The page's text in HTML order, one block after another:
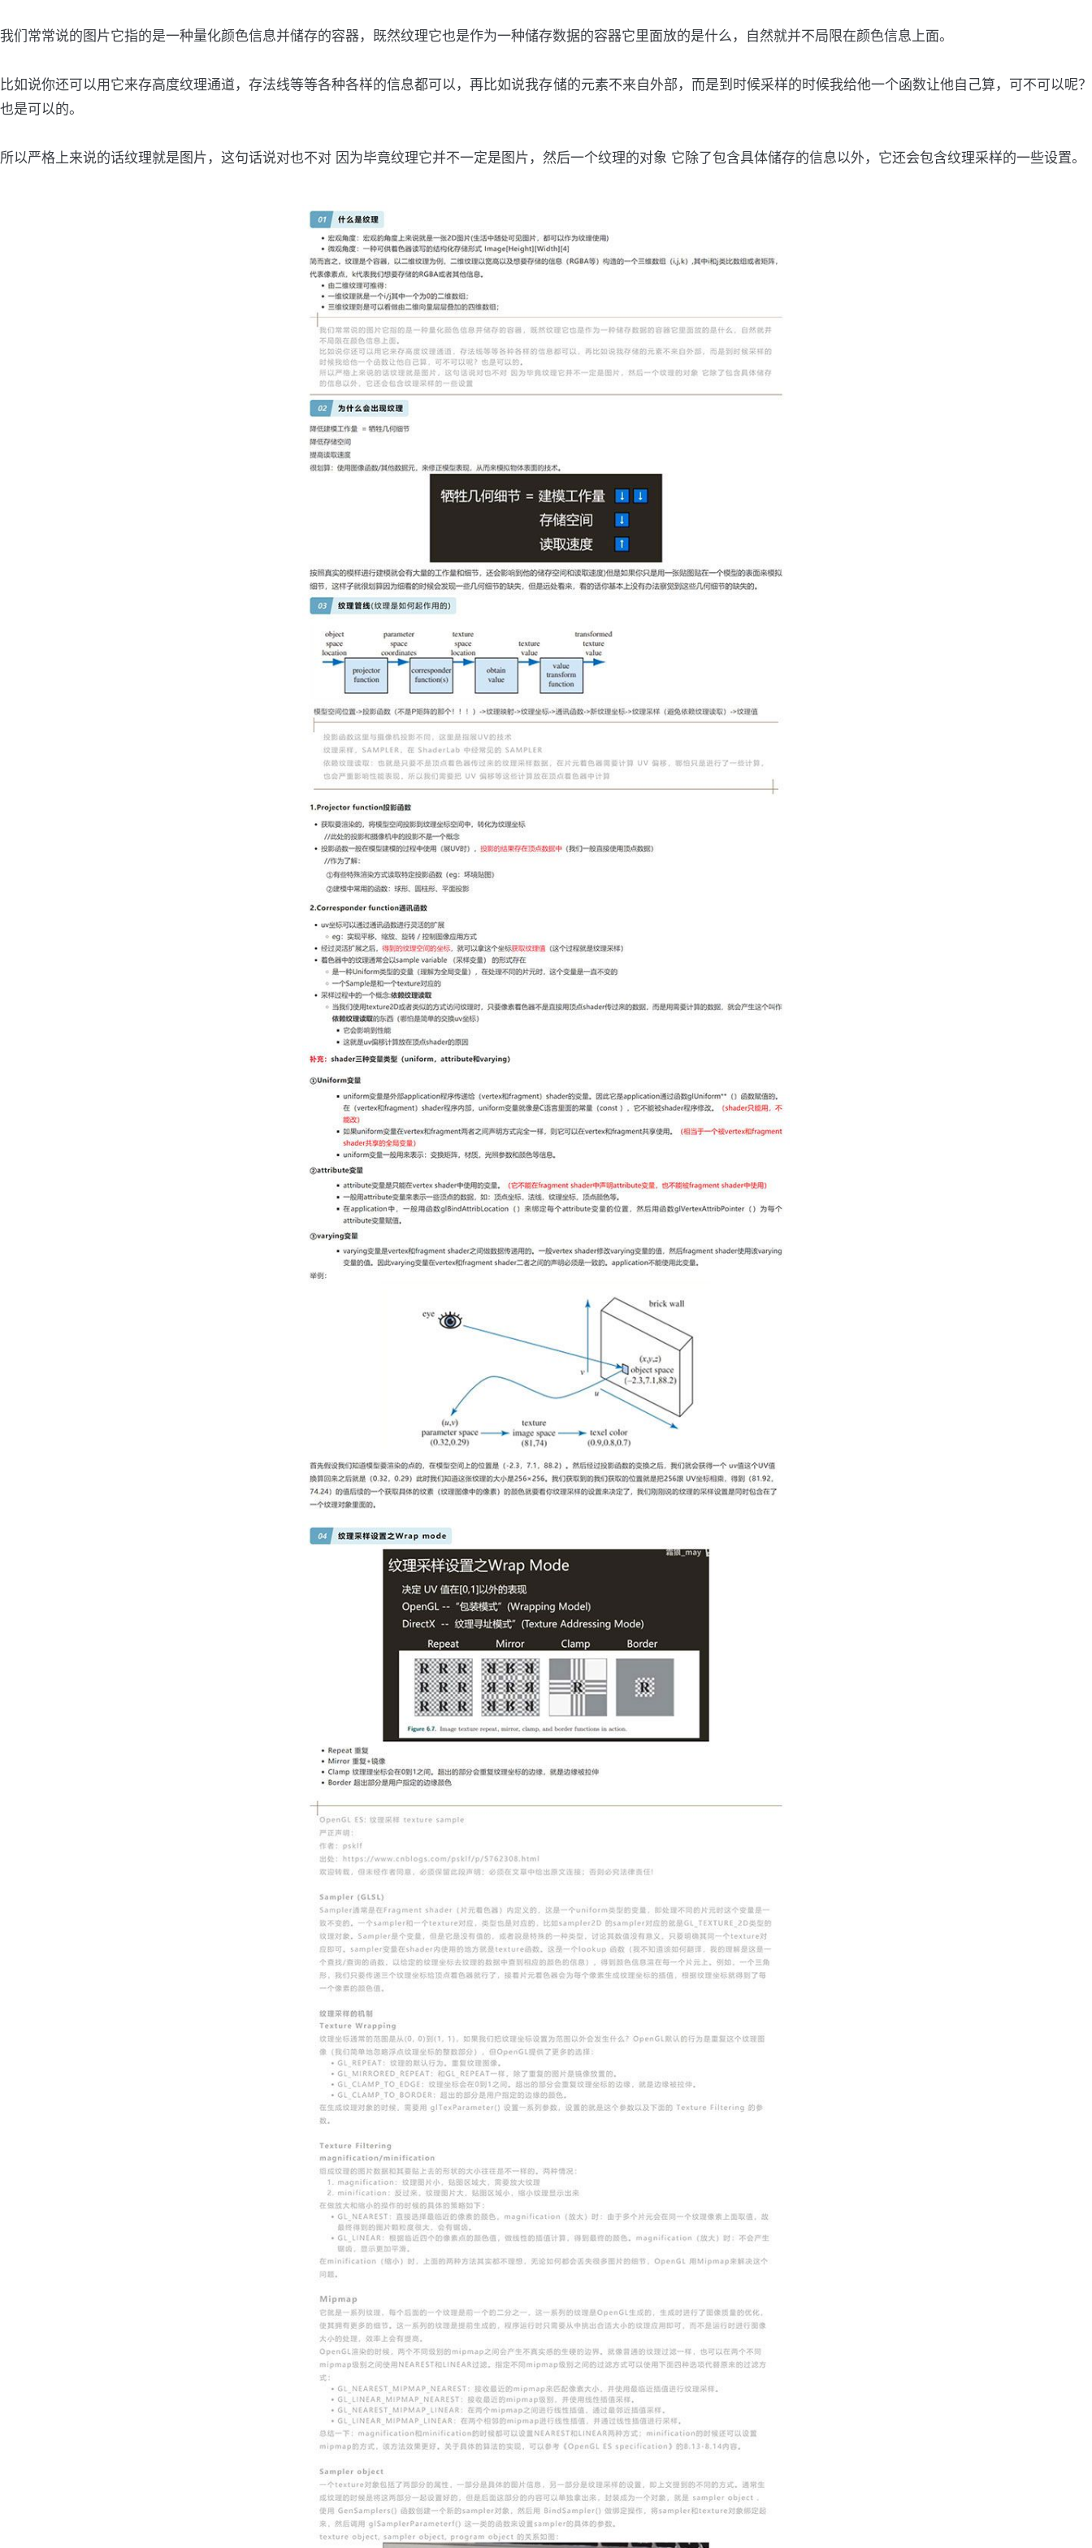
我们常常说的图片它指的是一种量化颜色信息并储存的容器，既然纹理它也是作为一种储存数据的容器它里面放的是什么，自然就并不局限在颜色信息上面。
比如说你还可以用它来存高度纹理通道，存法线等等各种各样的信息都可以，再比如说我存储的元素不来自外部，而是到时候采样的时候我给他一个函数让他自己算，可不可以呢？
也是可以的。
所以严格上来说的话纹理就是图片，这句话说对也不对 因为毕竟纹理它并不一定是图片，然后一个纹理的对象 它除了包含具体储存的信息以外，它还会包含纹理采样的一些设置。